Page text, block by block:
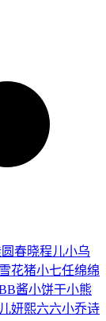
春晓程儿小乌
花猪小七任绵绵
酱小饼干小熊
妍熙六六小乔诗